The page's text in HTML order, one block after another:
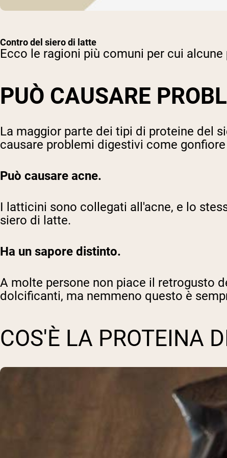
Contro del siero di latte
Ecco le ragioni più comuni per cui
PUÒ CAUSARE
La maggior parte dei tipi di proteine del
causare problemi digestivi come
Può causare acne.
I latticini sono collegati all'acne, e lo
siero di latte.
Ha un sapore distinto.
A molte persone non piace il retrogusto
dolcificanti, ma nemmeno questo è
COS'È LA PROTEINA